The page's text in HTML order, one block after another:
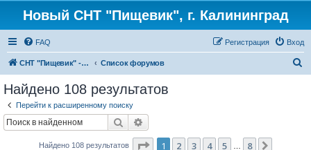
Новый СНТ "Пищевик", г. Калининград
FAQ Вход
Регистрация
СНТ "Пищевик" - возвращение на Главную страницу Список форумов
Найдено 108 результатов
Перейти к расширенному поиску
Поиск
Найдено 108 результатов Страница из 8
1 2 3 4 5 8